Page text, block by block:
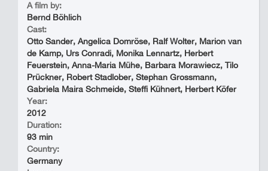
A film by:
Bernd Böhlich
Cast:
Otto Sander, Angelica Domröse, Ralf Wolter, Marion van
de Kamp, Urs Conradi, Monika Lennartz, Herbert
Feuerstein, Anna-Maria Mühe, Barbara Morawiecz, Tilo
Prückner, Robert Stadlober, Stephan Grossmann,
Gabriela Maira Schmeide, Steffi Kühnert, Herbert Köfer
Year:
2012
Duration:
93 min
Country:
Germany